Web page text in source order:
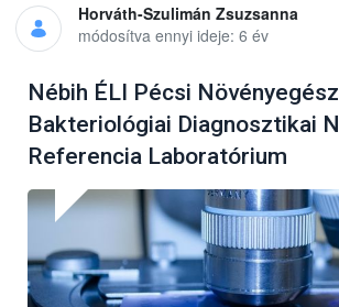
Horváth-Szulimán Zsuzsanna
módosítva ennyi ideje: 6 év
Nébih ÉLI Pécsi
Bakteriológiai Diagnosztikai
Referencia Laboratórium